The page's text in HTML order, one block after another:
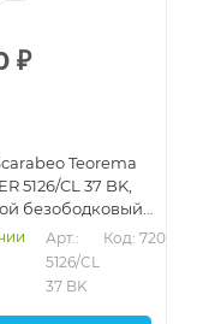
₽
Teorema
5126/CL 37 BK,
безободковый
и сиденья,
Арт.:
5126/CL
37 BK
Код: 72032